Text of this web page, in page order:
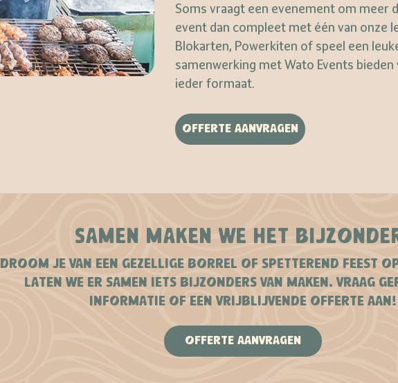
Soms vraagt een evenement om meer
event dan compleet met één van onze
Blokarten, Powerkiten of speel een
samenwerking met Wato Events
ieder formaat.
OFFERTE AANVRAGEN
SAMEN MAKEN WE HET
DROOM JE VAN EEN GEZELLIGE BORREL OF SPETTEREND FEEST
LATEN WE ER SAMEN IETS BIJZONDERS VAN MAKEN. VRAAG
INFORMATIE OF EEN VRIJBLIJVENDE OFFERTE AAN!
OFFERTE AANVRAGEN